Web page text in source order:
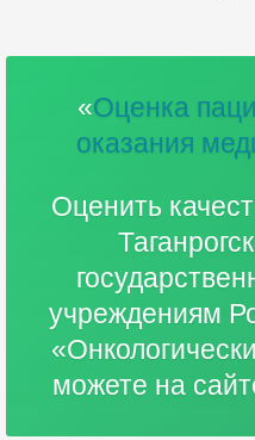
«Оценка
оказания
Оценить
учреждениям
можете на